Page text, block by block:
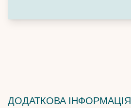
ДОДАТКОВА ІНФОРМАЦІЯ